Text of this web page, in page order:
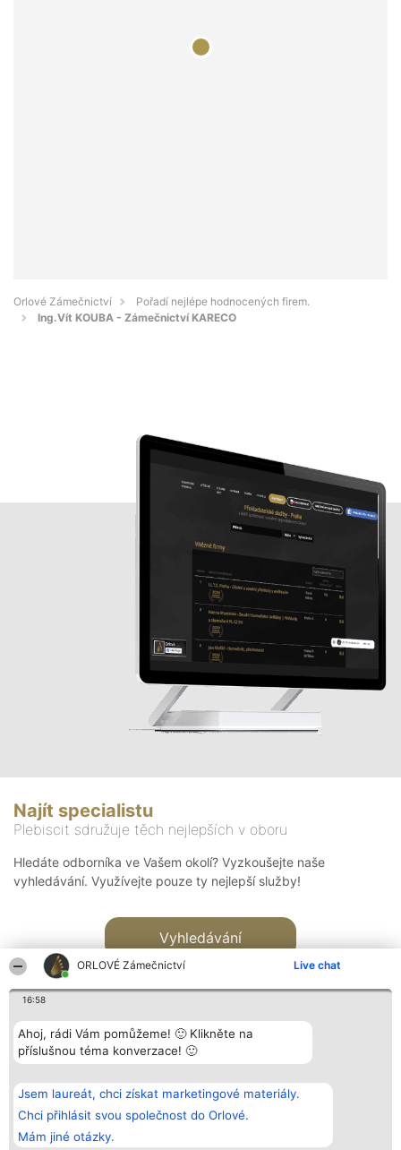
ORLOVÉ Zámečnictví Live chat
16:58
Ahoj, rádi Vám pomůžeme! 🙂 Klikněte na
příslušnou téma konverzace! 🙂
Jsem laureát, chci získat marketingové materiály.
Chci přihlásit svou společnost do Orlové.
Mám jiné otázky.
Orlové Zámečnictví
Pořadí nejlépe hodnocených firem.
Ing.Vít KOUBA - Zámečnictví KARECO
Najít specialistu
Plebiscit sdružuje těch nejlepších v oboru
Hledáte odborníka ve Vašem okolí? Vyzkoušejte naše
vyhledávání. Využívejte pouze ty nejlepší služby!
Vyhledávání
Bright Side Solutions sp. z o.
o. sp. k.
ul. Ruska 22
Wrocław 50-079
KRS 0000749100 | Regon
Vítězové
Seznam všech
laureátů
Zásady
Kontakt